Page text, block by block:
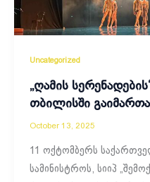
Uncategorized
„ღამის
თბილისში გაიმართა
October 13, 2025
11 ოქტომბერს
სამინისტროს, სიიპ